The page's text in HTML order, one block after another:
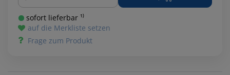
sofort lieferbar ¹⁾
auf die Merkliste setzen
Frage zum Produkt